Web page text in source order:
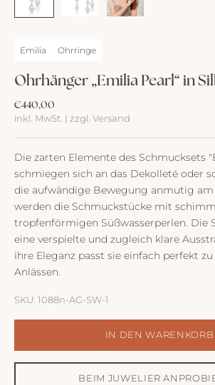
Emilia Ohrringe
Ohrhänger „Emilia Pearl“ in
Angebot
€440,00
inkl. MwSt. | zzgl. Versand
Die zarten Elemente des Schmucksets
schmiegen sich an das Dekolleté oder
die aufwändige Bewegung anmutig
werden die Schmuckstücke mit
tropfenförmigen Süßwasserperlen. Die
eine verspielte und zugleich klare
ihre Eleganz passt sie einfach perfekt
Anlässen.
SKU: 1088n-AG-SW-1
IN DEN WARENKORB
BEIM JUWELIER